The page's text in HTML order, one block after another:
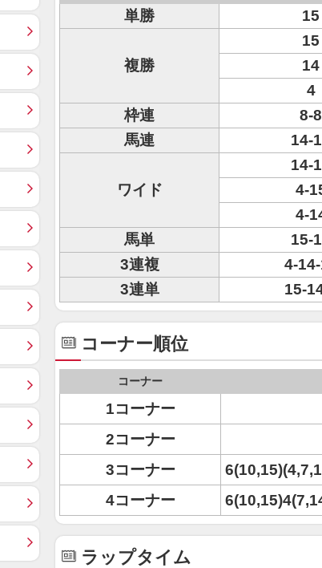
単勝 15
複勝
15
14
4
枠連
8-8
馬連
14-
ワイド
14-
4-
4-
馬単
15-
3連複
4-
3連単
15-
コーナー順位
コーナー
1コーナー
2コーナー
3コーナー
4コーナー
ラップタイム